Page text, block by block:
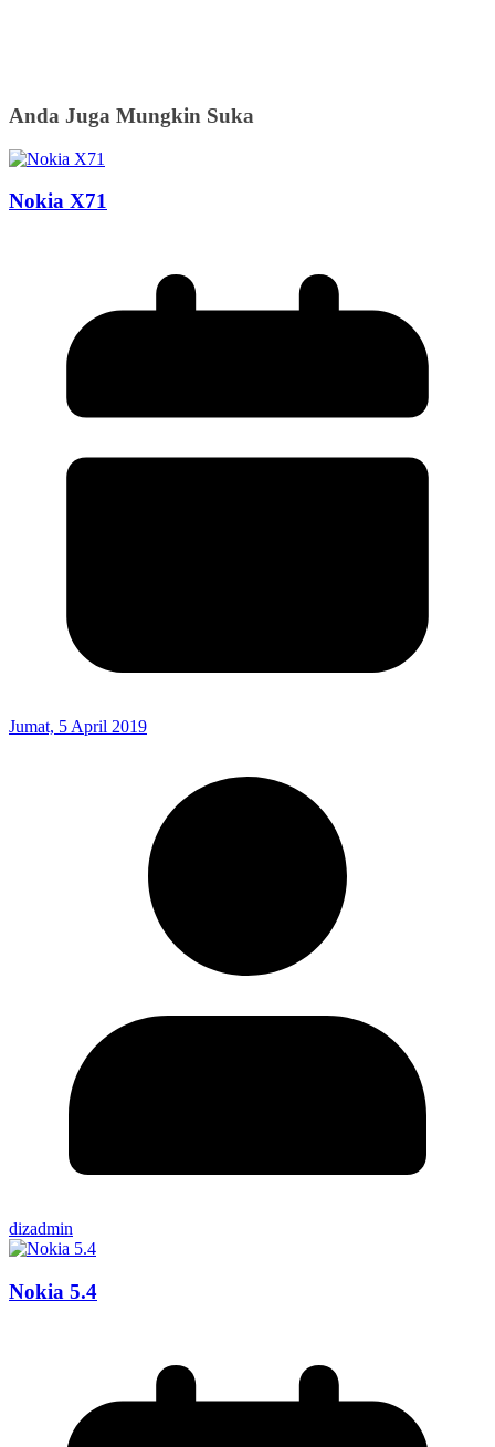
Anda Juga Mungkin Suka
Nokia X71
Jumat, 5 April 2019
dizadmin
Nokia 5.4